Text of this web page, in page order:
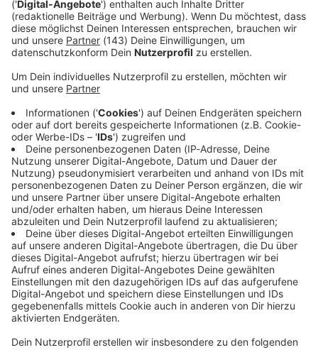
A96 2 AutobahnA96
A99 2 AutobahnA99
A555 1 AutobahnA555
A560 1 AutobahnA560